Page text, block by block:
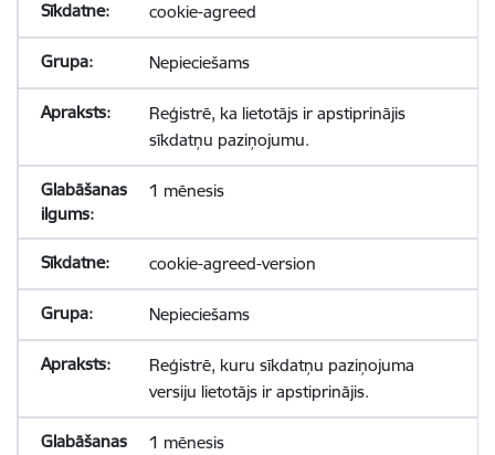
cookie-agreed
Nepieciešams
Reģistrē, ka lietotājs ir apstiprinājis
sīkdatņu paziņojumu.
1 mēnesis
cookie-agreed-version
Nepieciešams
Reģistrē, kuru sīkdatņu paziņojuma
versiju lietotājs ir apstiprinājis.
1 mēnesis